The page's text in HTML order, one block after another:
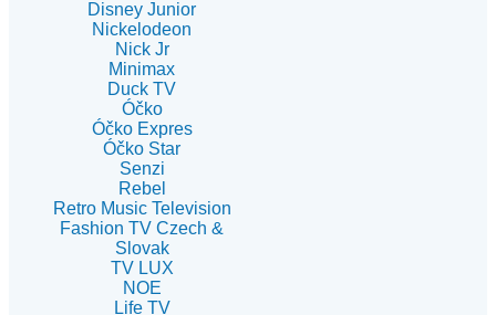
Disney Junior
Nickelodeon
Nick Jr
Minimax
Duck TV
Óčko
Óčko Expres
Óčko Star
Senzi
Rebel
Retro Music Television
Fashion TV Czech &
Slovak
TV LUX
NOE
Life TV